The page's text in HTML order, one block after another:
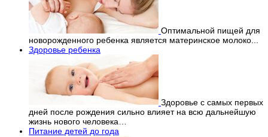
Оптимальной пищей для
новорожденного ребенка является материнское молоко...
Здоровье ребенка
Здоровье с самых первых
дней после рождения сильно влияет на всю дальнейшую
жизнь нового человека…
Питание детей до года